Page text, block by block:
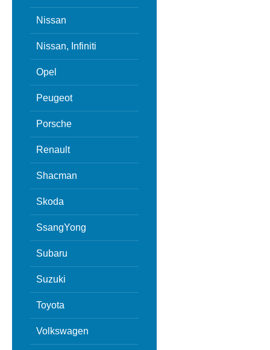
Nissan
Nissan, Infiniti
Opel
Peugeot
Porsche
Renault
Shacman
Skoda
SsangYong
Subaru
Suzuki
Toyota
Volkswagen